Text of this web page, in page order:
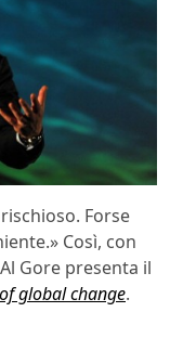
Forse
Così, con
Gore presenta il
global change.